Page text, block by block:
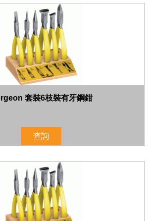
套裝6枝裝有牙鋼鉗
查詢